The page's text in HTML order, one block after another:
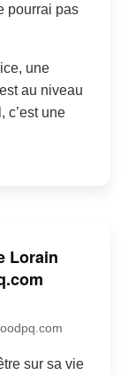
pourrai pas
une
au niveau
c’est une
Lorain
sur sa vie